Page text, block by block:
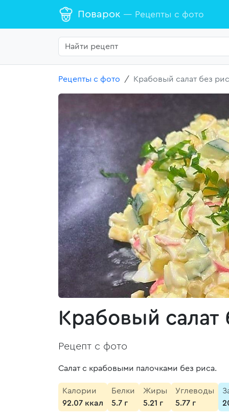
Поварок — Рецепты с фото
Рецепты с фото Крабовый салат без
Крабовый салат
Рецепт с фото
Салат с крабовыми палочками без риса.
Калории
92.07 ккал
Белки
5.7 г
Жиры
5.21 г
Углеводы
5.77 г